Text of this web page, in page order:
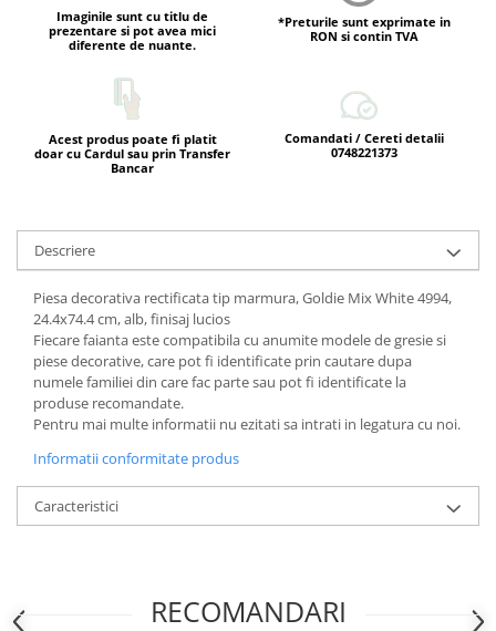
Imaginile sunt cu titlu de
prezentare si pot avea mici
diferente de nuante.
*Preturile sunt exprimate in
RON si contin TVA
Acest produs poate fi platit
doar cu Cardul sau prin Transfer
Bancar
Comandati / Cereti detalii
0748221373
Descriere
Piesa decorativa rectificata tip marmura, Goldie Mix White 4994,
24.4x74.4 cm, alb, finisaj lucios
Fiecare faianta este compatibila cu anumite modele de gresie si
piese decorative, care pot fi identificate prin cautare dupa
numele familiei din care fac parte sau pot fi identificate la
produse recomandate.
Pentru mai multe informatii nu ezitati sa intrati in legatura cu noi.
Informatii conformitate produs
Caracteristici
RECOMANDARI